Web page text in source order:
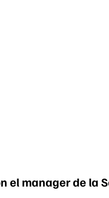
el manager de la